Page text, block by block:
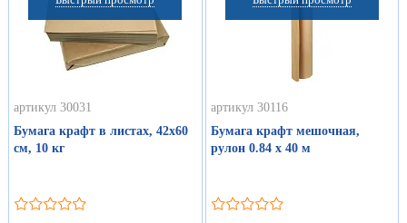
артикул 30031
Бумага крафт в листах, 42х60
см, 10 кг
артикул 30116
Бумага крафт мешочная,
рулон 0.84 х 40 м